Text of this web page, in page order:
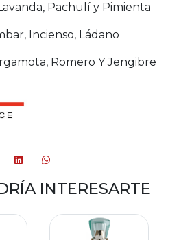
Pachulí y Pimienta
Incienso, Ládano
Romero Y Jengibre
INTERESARTE